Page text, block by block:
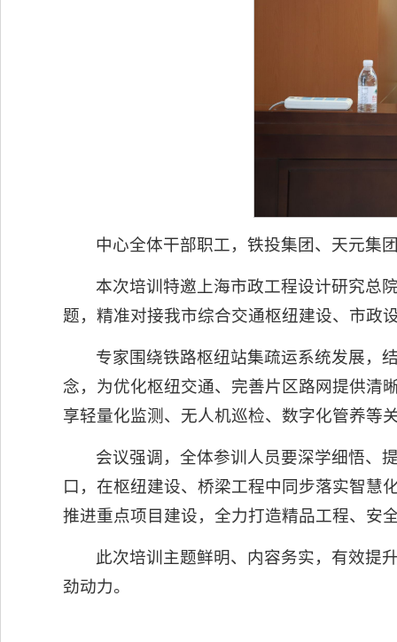
中心全体干部职工，铁投集团、天元集
本次培训特邀上海市政工程设计研究总
题，精准对接我市综合交通枢纽建设、市政
专家围绕铁路枢纽站集疏运系统发展，
念，为优化枢纽交通、完善片区路网提供清
享轻量化监测、无人机巡检、数字化管养等
会议强调，全体参训人员要深学细悟、
口，在枢纽建设、桥梁工程中同步落实智慧
推进重点项目建设，全力打造精品工程、安
此次培训主题鲜明、内容务实，有效提
劲动力。